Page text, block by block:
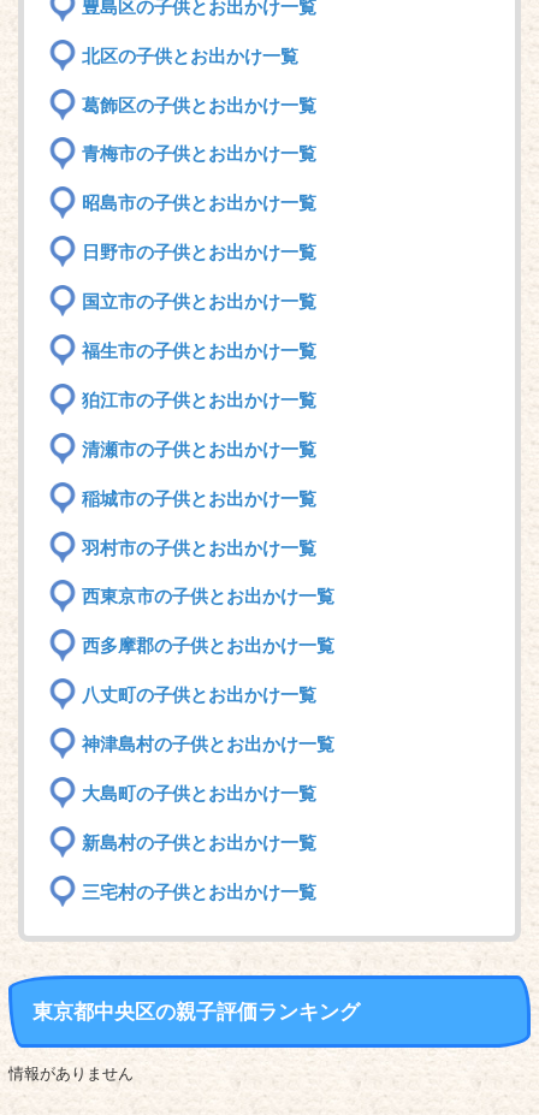
豊島区の子供とお出かけ一覧
北区の子供とお出かけ一覧
葛飾区の子供とお出かけ一覧
青梅市の子供とお出かけ一覧
昭島市の子供とお出かけ一覧
日野市の子供とお出かけ一覧
国立市の子供とお出かけ一覧
福生市の子供とお出かけ一覧
狛江市の子供とお出かけ一覧
清瀬市の子供とお出かけ一覧
稲城市の子供とお出かけ一覧
羽村市の子供とお出かけ一覧
西東京市の子供とお出かけ一覧
西多摩郡の子供とお出かけ一覧
八丈町の子供とお出かけ一覧
神津島村の子供とお出かけ一覧
大島町の子供とお出かけ一覧
新島村の子供とお出かけ一覧
三宅村の子供とお出かけ一覧
東京都中央区の親子評価ランキング
情報がありません